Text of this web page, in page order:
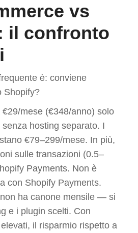
vs
il confronto
è: conviene
Shopify?
€29/mese (€348/anno) solo
hosting separato. I
€79–299/mese. In più,
sulle transazioni (0.5–
Payments. Non è
con Shopify Payments.
non ha canone mensile — si
e i plugin scelti. Con
il risparmio rispetto a